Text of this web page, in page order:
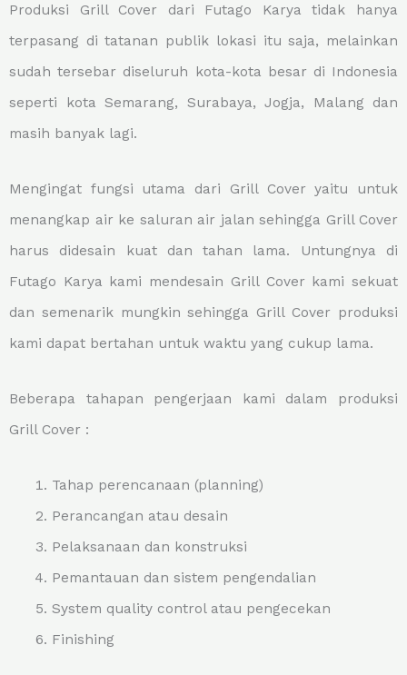
Produksi Grill Cover dari Futago Karya tidak hanya
terpasang di tatanan publik lokasi itu saja, melainkan
sudah tersebar diseluruh kota-kota besar di Indonesia
seperti kota Semarang, Surabaya, Jogja, Malang dan
masih banyak lagi.
Mengingat fungsi utama dari Grill Cover yaitu untuk
menangkap air ke saluran air jalan sehingga Grill Cover
harus didesain kuat dan tahan lama. Untungnya di
Futago Karya kami mendesain Grill Cover kami sekuat
dan semenarik mungkin sehingga Grill Cover produksi
kami dapat bertahan untuk waktu yang cukup lama.
Beberapa tahapan pengerjaan kami dalam produksi
Grill Cover :
Tahap perencanaan (planning)
Perancangan atau desain
Pelaksanaan dan konstruksi
Pemantauan dan sistem pengendalian
System quality control atau pengecekan
Finishing